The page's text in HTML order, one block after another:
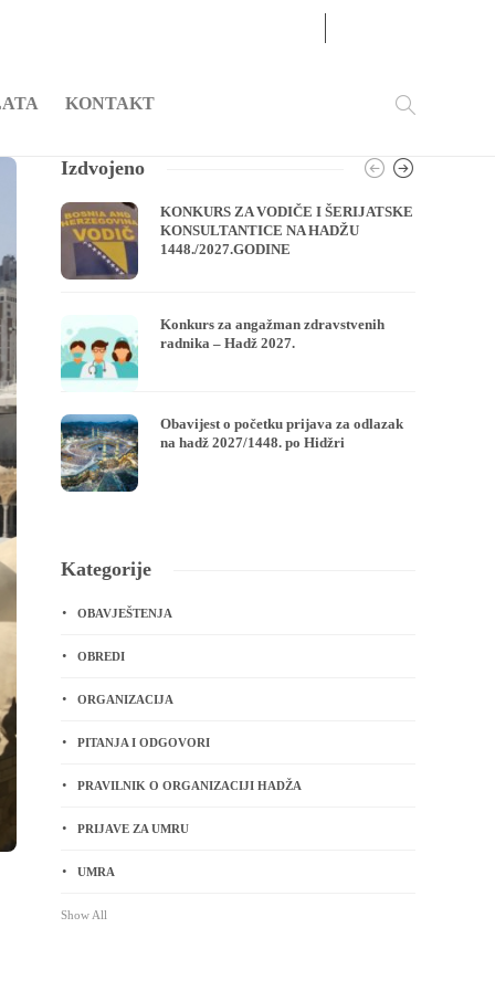
KONTAKT
Izdvojeno
KONKURS ZA VODIČE I ŠERIJATSKE
KONSULTANTICE NA HADŽU
1448./2027.GODINE
Konkurs za angažman zdravstvenih
radnika – Hadž 2027.
Obavijest o početku prijava za odlazak
na hadž 2027/1448. po Hidžri
Kategorije
OBAVJEŠTENJA
OBREDI
ORGANIZACIJA
PITANJA I ODGOVORI
PRAVILNIK O ORGANIZACIJI HADŽA
PRIJAVE ZA UMRU
UMRA
Show All